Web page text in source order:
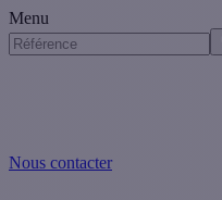
Menu
Nous contacter